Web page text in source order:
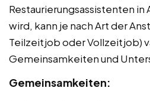
Restaurierungsassistenten
wird, kann je nach Art der
Teilzeitjob oder Vollzeitjob)
Gemeinsamkeiten und
Gemeinsamkeiten: